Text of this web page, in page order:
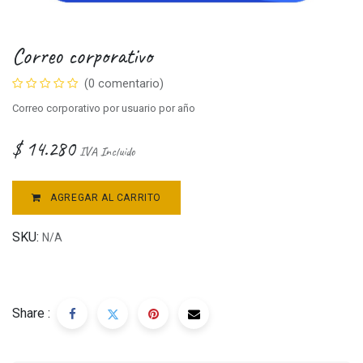
Correo corporativo
(0 comentario)
Correo corporativo por usuario por año
$ 14.280 IVA Incluido
AGREGAR AL CARRITO
SKU: N/A
Share :